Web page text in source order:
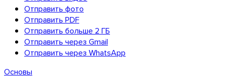
Thunderbird
Отправить фото
Отправить PDF
Отправить больше 2 ГБ
Отправить через Gmail
Отправить через WhatsApp
Основы